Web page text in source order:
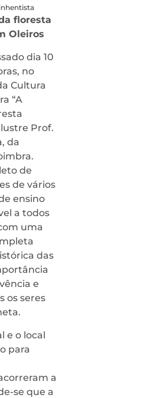
floresta
Oleiros
dia 10
no
Cultura
“A
Prof.
da
de
de vários
ensino
a todos
uma
das
e
os seres
e o local
para
a
se que a